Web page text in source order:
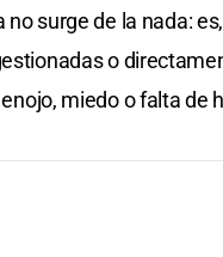
surge de la nada:
o
miedo o falta de